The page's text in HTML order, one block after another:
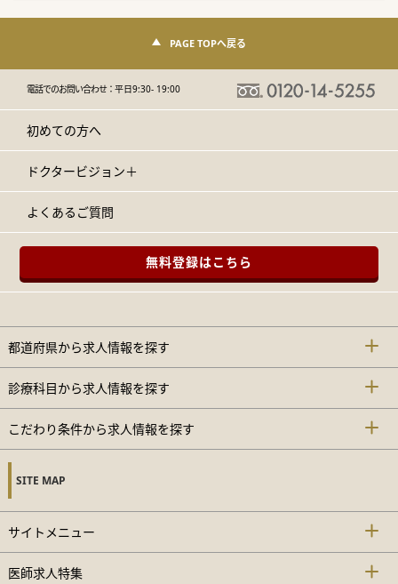
PAGE TOPへ戻る
電話でのお問い合わせ：平日9:30- 19:00
初めての方へ
ドクタービジョン＋
よくあるご質問
無料登録はこちら
都道府県から求人情報を探す
診療科目から求人情報を探す
こだわり条件から求人情報を探す
SITE MAP
サイトメニュー
医師求人特集